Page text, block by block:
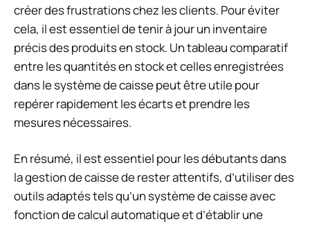
créer des frustrations chez les clients. Pour éviter
cela, il est essentiel de tenir à jour un inventaire
précis des produits en stock. Un tableau comparatif
entre les quantités en stock et celles enregistrées
dans le système de caisse peut être utile pour
repérer rapidement les écarts et prendre les
mesures nécessaires.
En résumé, il est essentiel pour les débutants dans
la gestion de caisse de rester attentifs, d’utiliser des
outils adaptés tels qu’un système de caisse avec
fonction de calcul automatique et d’établir une